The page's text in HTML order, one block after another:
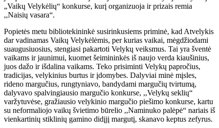
„Vaikų Velykėlių“ konkurse, kurį organizuoja ir prizais remia
,,Naisių vasara“.
Popietės metu bibliotekininkė susirinkusiems priminė, kad Atvelykis
dar vadinamas Vaikų Velykėlėmis, per kurias vaikai, mėgdžiodami
suaugusiuosius, stengiasi pakartoti Velykų veiksmus. Tai yra šventė
vaikams ir jaunimui, kuomet šeimininkės iš naujo verda kiaušinius,
juos dažo ir išdalina vaikams. Teko prisiminti Velykų papročius,
tradicijas, velykinius burtus ir įdomybes. Dalyviai minė mįsles,
rideno margučius, rungtyniavo, bandydami margučių tvirtumą,
dalyvavo spalvingiausio margučio konkurse, ,,Velykų seklių“
varžytuvėse, gražiausio velykinio margučio piešimo konkurse, kartu
su neformaliojo vaikų švietimo būrelio ,,Naminuko palėpė“ nariais iš
vienkartinių stiklinių gamino didįjį margutį, skanavo keptus zefyrus.